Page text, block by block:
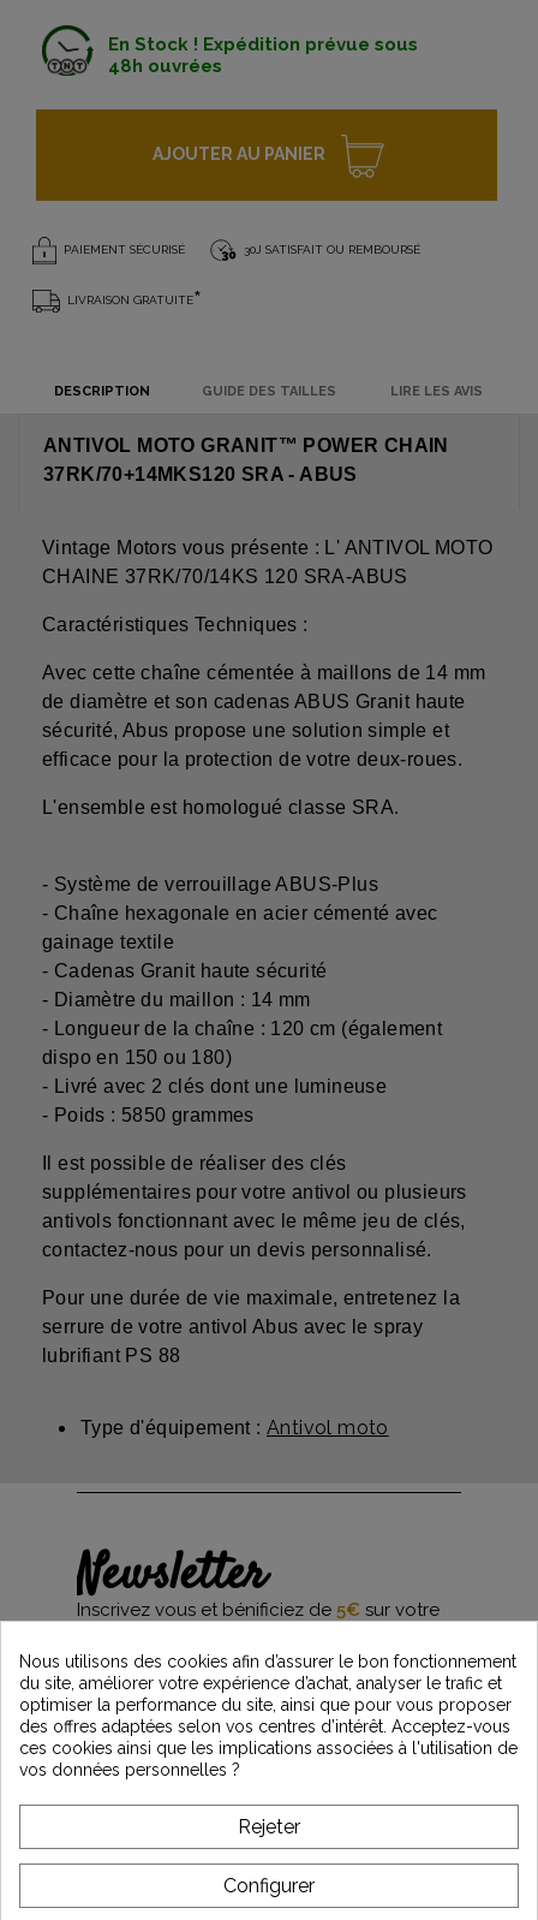
En Stock ! Expédition prévue sous
48h ouvrées
AJOUTER AU PANIER
PAIEMENT SÉCURISÉ 30J SATISFAIT OU REMBOURSÉ
LIVRAISON GRATUITE*
DESCRIPTION GUIDE DES TAILLES LIRE LES AVIS
ANTIVOL MOTO GRANIT™ POWER CHAIN
37RK/70+14MKS120 SRA - ABUS
Vintage Motors vous présente : L' ANTIVOL MOTO
CHAINE 37RK/70/14KS 120 SRA-ABUS
Caractéristiques Techniques :
Avec cette chaîne cémentée à maillons de 14 mm
de diamètre et son cadenas ABUS Granit haute
sécurité, Abus propose une solution simple et
efficace pour la protection de votre deux-roues.
L'ensemble est homologué classe SRA.
- Système de verrouillage ABUS-Plus
- Chaîne hexagonale en acier cémenté avec
gainage textile
- Cadenas Granit haute sécurité
- Diamètre du maillon : 14 mm
- Longueur de la chaîne : 120 cm (également
dispo en 150 ou 180)
- Livré avec 2 clés dont une lumineuse
- Poids : 5850 grammes
Il est possible de réaliser des clés
supplémentaires pour votre antivol ou plusieurs
antivols fonctionnant avec le même jeu de clés,
contactez-nous pour un devis personnalisé.
Pour une durée de vie maximale, entretenez la
serrure de votre antivol Abus avec le spray
lubrifiant PS 88
Type d'équipement : Antivol moto
Newsletter
Inscrivez vous et bénificiez de 5€ sur votre
et restez informés des dernières nouveautés
Vintage Motors
*Dès 99€ d'achat. En vous abonnant à notre newsletter, vous reconnaissez avoir pris
l'acceptez.
A PROPOS DE VINTAGE
Nous utilisons des cookies afin d’assurer le bon fonctionnement
du site, améliorer votre expérience d’achat, analyser le trafic et
optimiser la performance du site, ainsi que pour vous proposer
des offres adaptées selon vos centres d’intérêt. Acceptez-vous
ces cookies ainsi que les implications associées à l'utilisation de
vos données personnelles ?
Rejeter
Configurer